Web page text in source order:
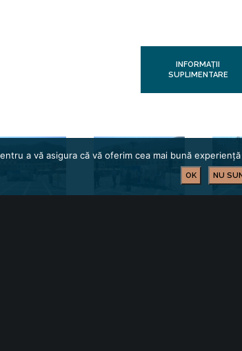
INFORMAȚII
SUPLIMENTARE
a vă asigura că vă oferim cea mai bună
OK NU